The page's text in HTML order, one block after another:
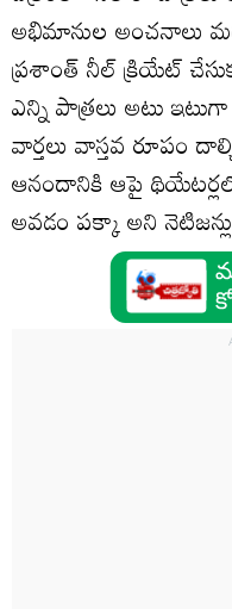
అభిమానుల అంచనాలు
ప్రశాంత్ నీల్ క్రియేట్
ఎన్ని పాత్రలు అటు
వార్త‌లు వాస్త‌వ రూపం
ఆనందానికి ఆపై
అవ‌డం ప‌క్కా అని